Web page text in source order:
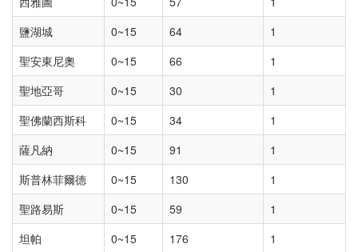
鹽湖城
0~15 64
1
聖安東尼奧
0~15 66
1
聖地亞哥
0~15 30
1
聖佛蘭西斯科
0~15 34
1
薩凡納
0~15 91
1
斯普林菲爾德
0~15 130
1
聖路易斯
0~15 59
1
坦帕
0~15 176
1